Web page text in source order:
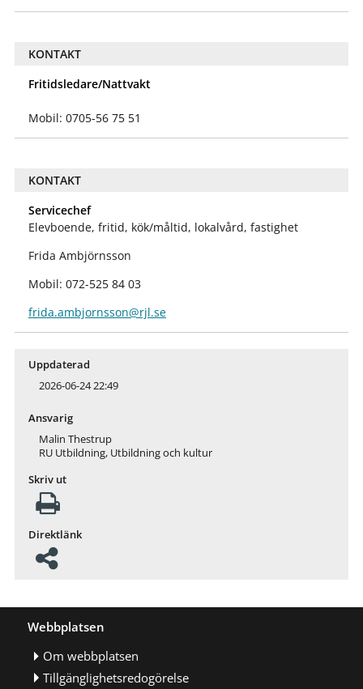
KONTAKT
Fritidsledare/Nattvakt
Mobil: 0705-56 75 51
KONTAKT
Servicechef
Elevboende, fritid, kök/måltid, lokalvård, fastighet
Frida Ambjörnsson
Mobil: 072-525 84 03
frida.ambjornsson@rjl.se
Uppdaterad
2026-06-24 22:49
Ansvarig
Malin Thestrup
RU Utbildning, Utbildning och kultur
Skriv ut
Direktlänk
Webbplatsen
Om webbplatsen
Tillgänglighetsredogörelse